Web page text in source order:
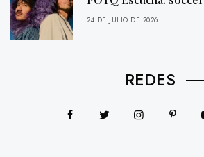
24 DE JULIO DE 2026
REDES